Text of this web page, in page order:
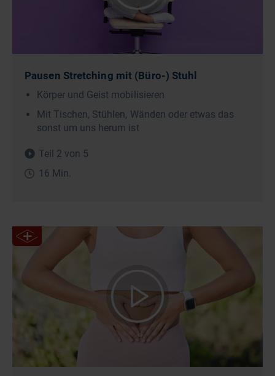
Pausen Stretching mit (Büro-) Stuhl
Körper und Geist mobilisieren
Mit Tischen, Stühlen, Wänden oder etwas das
sonst um uns herum ist
Teil 2 von 5
16 Min.